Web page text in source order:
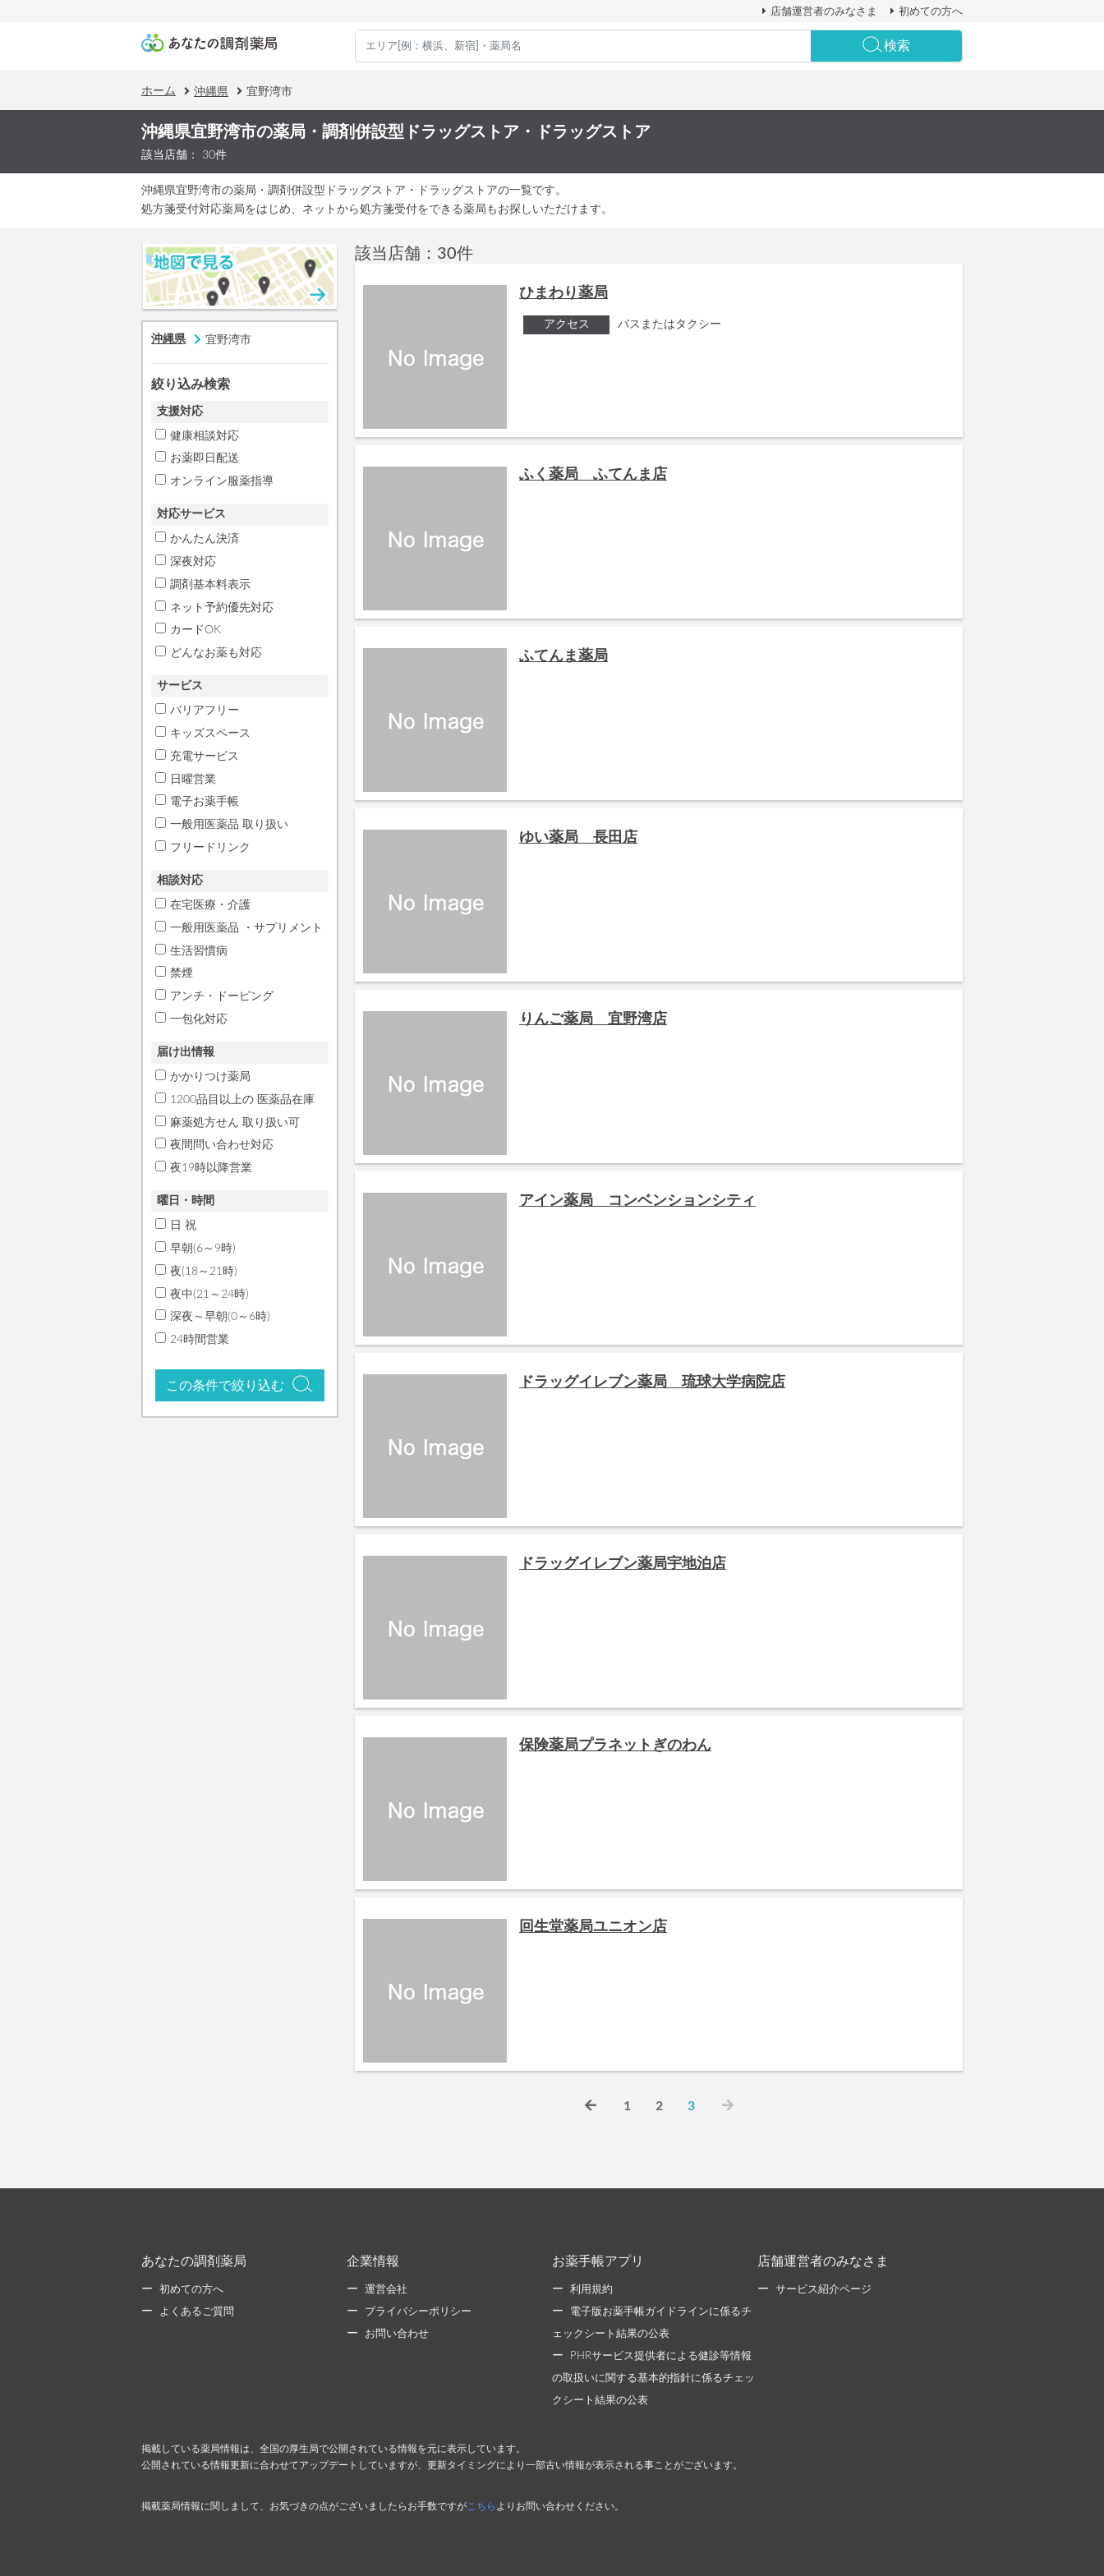
店舗運営者のみなさま 初めての方へ
検索
ホーム 沖縄県 宜野湾市
沖縄県宜野湾市の薬局・調剤併設型ドラッグストア・ドラッグストア
該当店舗： 30件
沖縄県宜野湾市の薬局・調剤併設型ドラッグストア・ドラッグストアの一覧です。
処方箋受付対応薬局をはじめ、ネットから処方箋受付をできる薬局もお探しいただけます。
沖縄県 宜野湾市
絞り込み検索
支援対応
健康相談対応
お薬即日配送
オンライン服薬指導
対応サービス
かんたん決済
深夜対応
調剤基本料表示
ネット予約優先対応
カードOK
どんなお薬も対応
サービス
バリアフリー
キッズスペース
充電サービス
日曜営業
電子お薬手帳
一般用医薬品 取り扱い
フリードリンク
相談対応
在宅医療・介護
一般用医薬品 ・サプリメント
生活習慣病
禁煙
アンチ・ドーピング
一包化対応
届け出情報
かかりつけ薬局
1200品目以上の 医薬品在庫
麻薬処方せん 取り扱い可
夜間問い合わせ対応
夜19時以降営業
曜日・時間
日 祝
早朝(6～9時)
夜(18～21時)
夜中(21～24時)
深夜～早朝(0～6時)
24時間営業
この条件で絞り込む
該当店舗：30件
ひまわり薬局
アクセス バスまたはタクシー
ふく薬局 ふてんま店
ふてんま薬局
ゆい薬局 長田店
りんご薬局 宜野湾店
アイン薬局 コンベンションシティ
ドラッグイレブン薬局 琉球大学病院店
ドラッグイレブン薬局宇地泊店
保険薬局プラネットぎのわん
回生堂薬局ユニオン店
1 2 3
あなたの調剤薬局
初めての方へ
よくあるご質問
企業情報
運営会社
プライバシーポリシー
お問い合わせ
お薬手帳アプリ
利用規約
電子版お薬手帳ガイドラインに係るチ
ェックシート結果の公表
PHRサービス提供者による健診等情報
の取扱いに関する基本的指針に係るチェッ
クシート結果の公表
店舗運営者のみなさま
サービス紹介ページ
掲載している薬局情報は、全国の厚生局で公開されている情報を元に表示しています。
公開されている情報更新に合わせてアップデートしていますが、更新タイミングにより一部古い情報が表示される事ことがございます。
掲載薬局情報に関しまして、お気づきの点がございましたらお手数ですが こちら よりお問い合わせください。